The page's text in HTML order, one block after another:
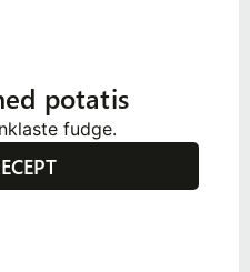
potatis
fudge.